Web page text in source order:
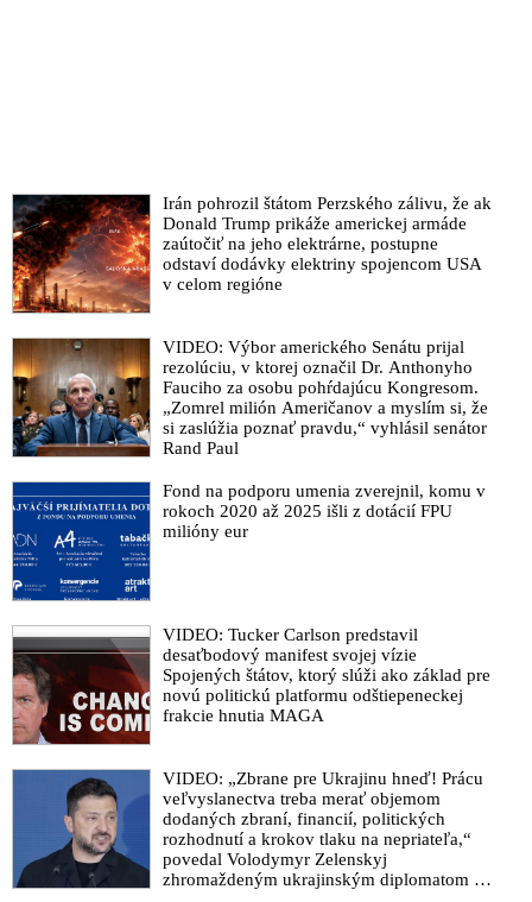
VIDEO: Redaktor sa kriticky vyjadril o súčasnej vlne politicky
motivovaného zatýkania vplyvných osôb. Vy nejak smútite za
predchádzajúcou dobou, reagoval arogantne Sulík
Bývalý elitný vyšetrovateľ o Matovičovom právnom
bezvedomí a prekračovaní právomocí predsedom vlády
VIDEO: Šokujúce fakty o sadistických a gestapáckych
praktikách na Úrade špeciálnej prokuratúry!
Rada prokurátorov označila Baránikov návrh zákona o
prokuratúre za neakceptovateľný, bezprecedentný a
podkopávajúci základné princípy fungovania právneho štátu
Združenie sudcov Slovenska označilo vládnu reformu
súdnictva za politicky účelovú
Bude šéf SIS Vladimír Pčolinský obvinený z korupcie a
vyzvedačstva?
Beňu pod kontrolou
Vabank v polícii, hazard v justícii a cesta k diktatúre
Zatknutý námestník riaditeľa SIS Beňa držal v hrsti vplyvného
politika. Policajný špecialista na odpočúvanie Rehák zasa
Zločinecká skupina vo vedení Pčolinského SIS
VIDEO: NAKA zadržala policajného exprezidenta
Lučanského. Na výsluch prišiel aj Lipšic
VIDEO: Razia NAKA v Pente a politické divadlo pre
Irán pohrozil štátom Perzského zálivu, že ak
Donald Trump prikáže americkej armáde
zaútočiť na jeho elektrárne, postupne
odstaví dodávky elektriny spojencom USA
v celom regióne
VIDEO: Výbor amerického Senátu prijal
rezolúciu, v ktorej označil Dr. Anthonyho
Fauciho za osobu pohŕdajúcu Kongresom.
„Zomrel milión Američanov a myslím si, že
si zaslúžia poznať pravdu,“ vyhlásil senátor
Rand Paul
Fond na podporu umenia zverejnil, komu v
rokoch 2020 až 2025 išli z dotácií FPU
milióny eur
VIDEO: Tucker Carlson predstavil
desaťbodový manifest svojej vízie
Spojených štátov, ktorý slúži ako základ pre
novú politickú platformu odštiepeneckej
frakcie hnutia MAGA
VIDEO: „Zbrane pre Ukrajinu hneď! Prácu
veľvyslanectva treba merať objemom
dodaných zbraní, financií, politických
rozhodnutí a krokov tlaku na nepriateľa,“
povedal Volodymyr Zelenskyj
zhromaždeným ukrajinským diplomatom v